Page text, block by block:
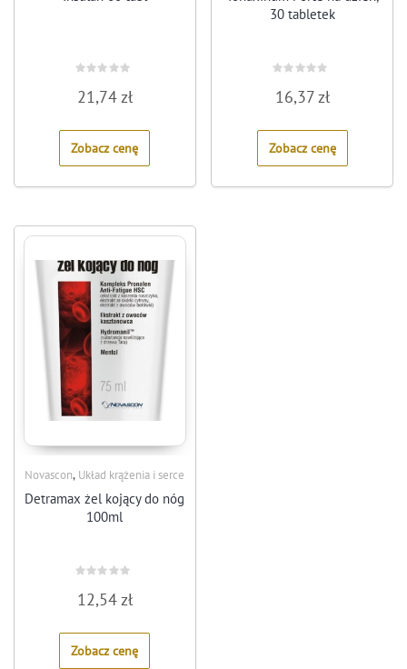
0
out
5
21,74zł
Zobacz cenę
30 tabletek
0
out
5
16,37zł
Zobacz cenę
Novascon, Układ krążenia i serce
Detramax żel kojący do nóg
100ml
0
out
5
12,54zł
Zobacz cenę